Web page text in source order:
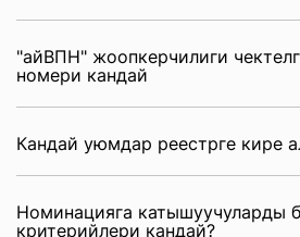
"айВПН" жоопкерчилиги
номери кандай
Кандай уюмдар реестрге кире
Номинацияга катышуучуларды
критерийлери кандай?